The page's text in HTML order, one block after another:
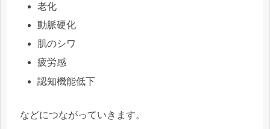
老化
動脈硬化
肌のシワ
疲労感
認知機能低下
などにつながっていきます。